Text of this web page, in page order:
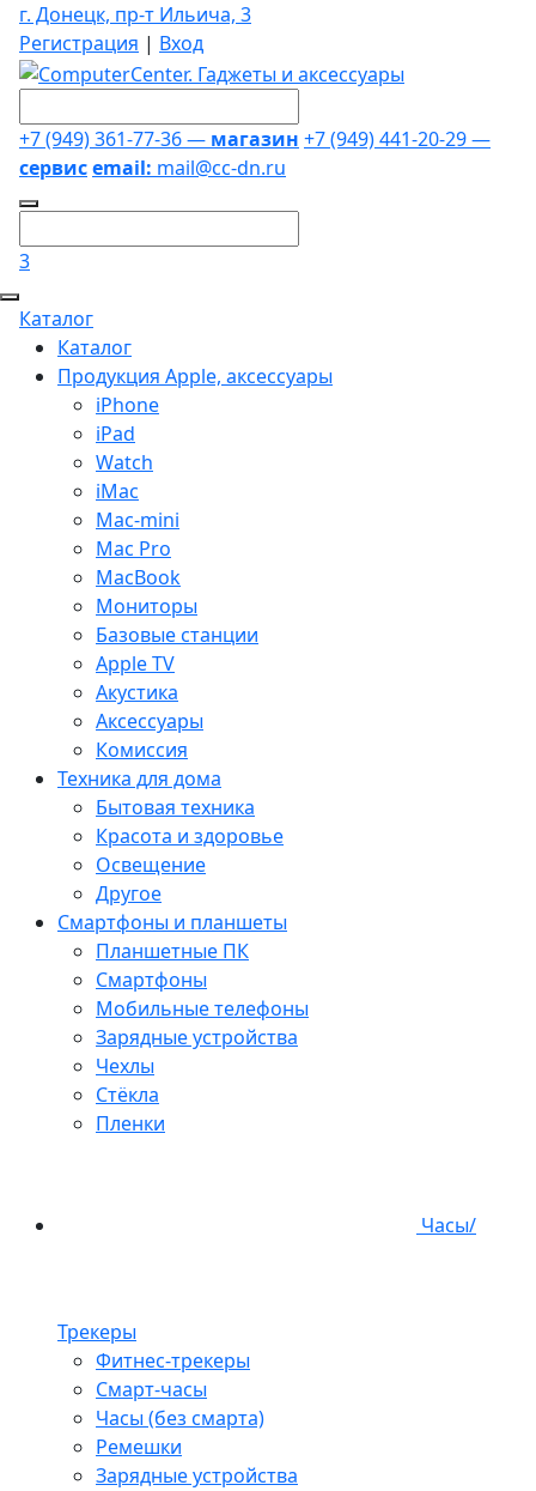
г. Донецк, пр-т Ильича, 3
Регистрация | Вход
+7 (949) 361-77-36 — магазин +7 (949) 441-20-29 —
сервисemail: mail@cc-dn.ru
3
Каталог
Каталог
Продукция Apple, аксессуары
iPhone
iPad
Watch
iMac
Mac-mini
Mac Pro
MacBook
Мониторы
Базовые станции
Apple TV
Акустика
Аксессуары
Комиссия
Техника для дома
Бытовая техника
Красота и здоровье
Освещение
Другое
Смартфоны и планшеты
Планшетные ПК
Смартфоны
Мобильные телефоны
Зарядные устройства
Чехлы
Стёкла
Пленки
Часы/
Трекеры
Фитнес-трекеры
Смарт-часы
Часы (без смарта)
Ремешки
Зарядные устройства